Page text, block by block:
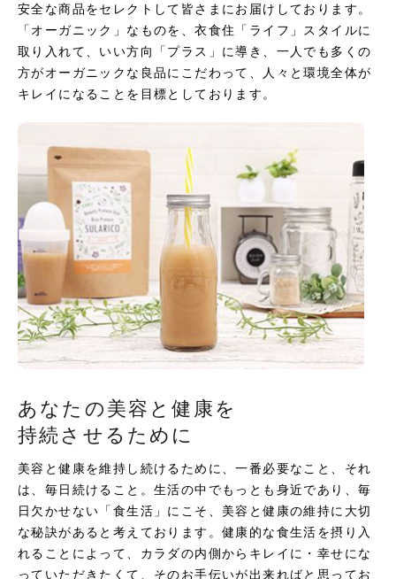
安全な商品をセレクトして皆さまにお届けしております。
「オーガニック」なものを、衣食住「ライフ」スタイルに
取り入れて、いい方向「プラス」に導き、一人でも多くの
方がオーガニックな良品にこだわって、人々と環境全体が
キレイになることを目標としております。
あなたの美容と健康を
持続させるために
美容と健康を維持し続けるために、一番必要なこと、それ
は、毎日続けること。生活の中でもっとも身近であり、毎
日欠かせない「食生活」にこそ、美容と健康の維持に大切
な秘訣があると考えております。健康的な食生活を摂り入
れることによって、カラダの内側からキレイに・幸せにな
っていただきたくて、そのお手伝いが出来ればと思ってお